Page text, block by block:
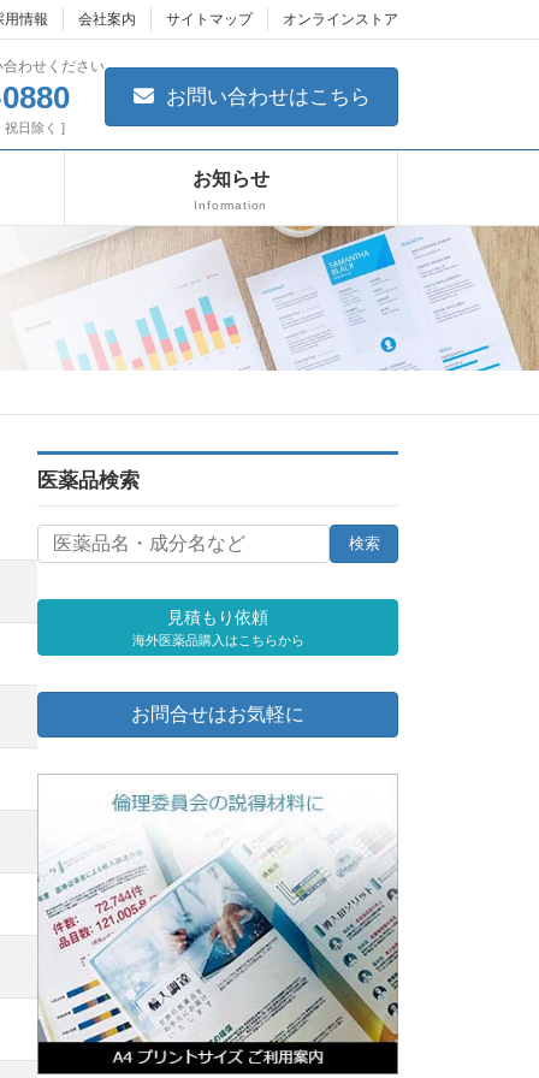
用情報 会社案内 サイトマップ オンラインストア
わせください
祝日除く ]
お問い合わせはこちら
お知らせ
Information
医薬品検索
見積もり依頼
海外医薬品購入はこちらから
お問合せはお気軽に